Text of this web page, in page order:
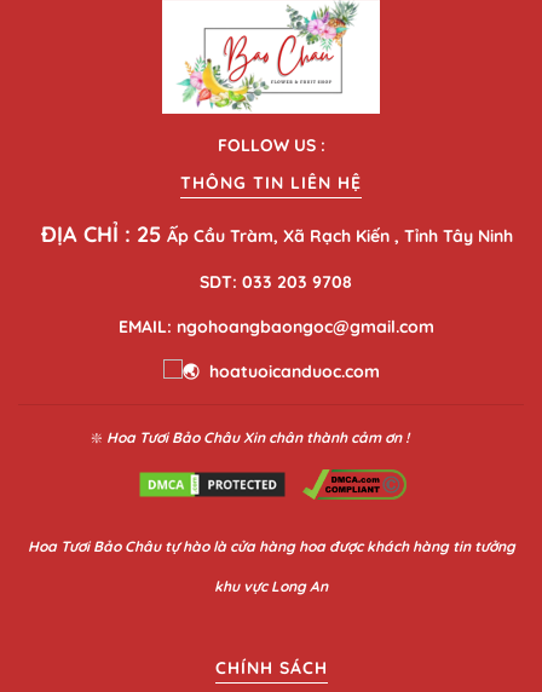
FOLLOW US :
THÔNG TIN LIÊN HỆ
ĐỊA CHỈ : 25 Ấp Cầu Tràm, Xã Rạch Kiến , Tỉnh Tây Ninh
SDT: 033 203 9708
EMAIL: ngohoangbaongoc@gmail.com
hoatuoicanduoc.com
❇️ Hoa Tươi Bảo Châu Xin chân thành cảm ơn !
Hoa Tươi Bảo Châutự hào là cửa hàng hoa được khách hàng tin tưởng
khu vực Long An
CHÍNH SÁCH